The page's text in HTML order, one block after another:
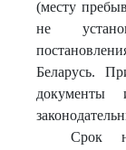
(месту
не
Беларусь.
документы
Срок